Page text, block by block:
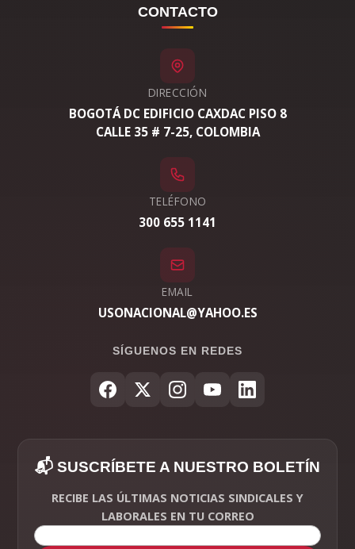
CONTACTO
DIRECCIÓN
BOGOTÁ DC EDIFICIO CAXDAC PISO 8
CALLE 35 # 7-25, COLOMBIA
TELÉFONO
300 655 1141
EMAIL
USONACIONAL@YAHOO.ES
SÍGUENOS EN REDES
📬 SUSCRÍBETE A NUESTRO BOLETÍN
RECIBE LAS ÚLTIMAS NOTICIAS SINDICALES Y
LABORALES EN TU CORREO